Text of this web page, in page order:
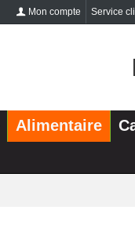
Service
Mon compte
Alimentaire